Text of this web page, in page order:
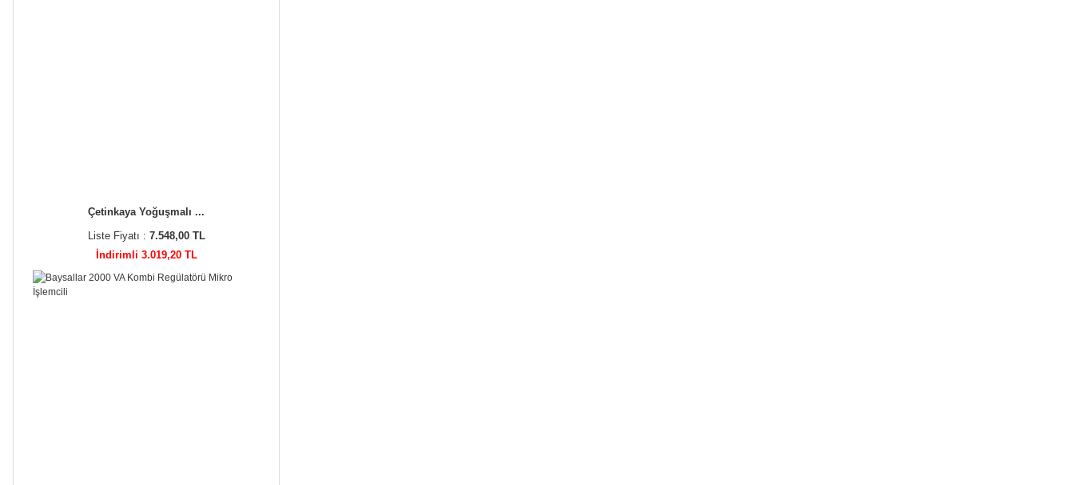
Çetinkaya Yoğuşmalı ...
Liste Fiyatı : 7.548,00 TL
İndirimli 3.019,20 TL